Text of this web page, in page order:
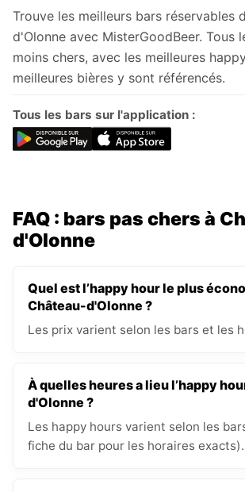
Trouve les meilleurs bars réservables
d'Olonne avec MisterGoodBeer. Tous
moins chers, avec les meilleures
meilleures bières y sont référencés.
Tous les bars sur l'application :
FAQ : bars pas chers à
d'Olonne
Quel est l’happy hour le plus
Château-d'Olonne ?
Les prix varient selon les bars et les
À quelles heures a lieu l’happy
d'Olonne ?
Les happy hours varient selon les
fiche du bar pour les horaires exacts).